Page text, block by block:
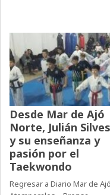
Desde Mar de Ajó
Norte, Julián
y su enseñanza y
pasión por el
Taekwondo
Regresar a Diario Mar de